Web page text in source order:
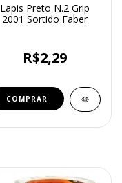
Lapis Preto N.2 Grip
2001 Sortido Faber
R$2,29
COMPRAR